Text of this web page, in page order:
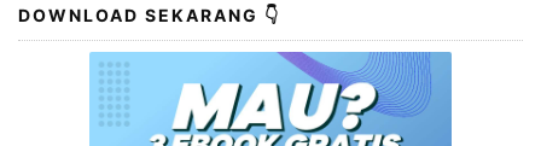
DOWNLOAD SEKARANG 👇